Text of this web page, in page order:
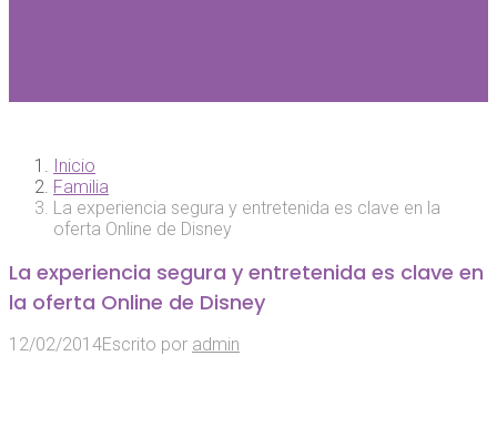
Inicio
Familia
La experiencia segura y entretenida es clave en la
oferta Online de Disney
La experiencia segura y entretenida es clave en
la oferta Online de Disney
12/02/2014Escrito por admin